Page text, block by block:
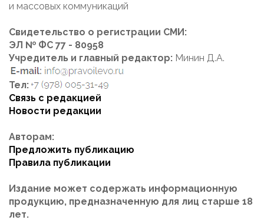
и массовых коммуникаций
Свидетельство о регистрации СМИ:
ЭЛ № ФС 77 - 80958
Учредитель и главный редактор: Минин Д.А.
Тел:
Связь с редакцией
Новости редакции
Авторам:
Предложить публикацию
Правила публикации
Издание может содержать информационную
продукцию, предназначенную для лиц старше 18
лет.